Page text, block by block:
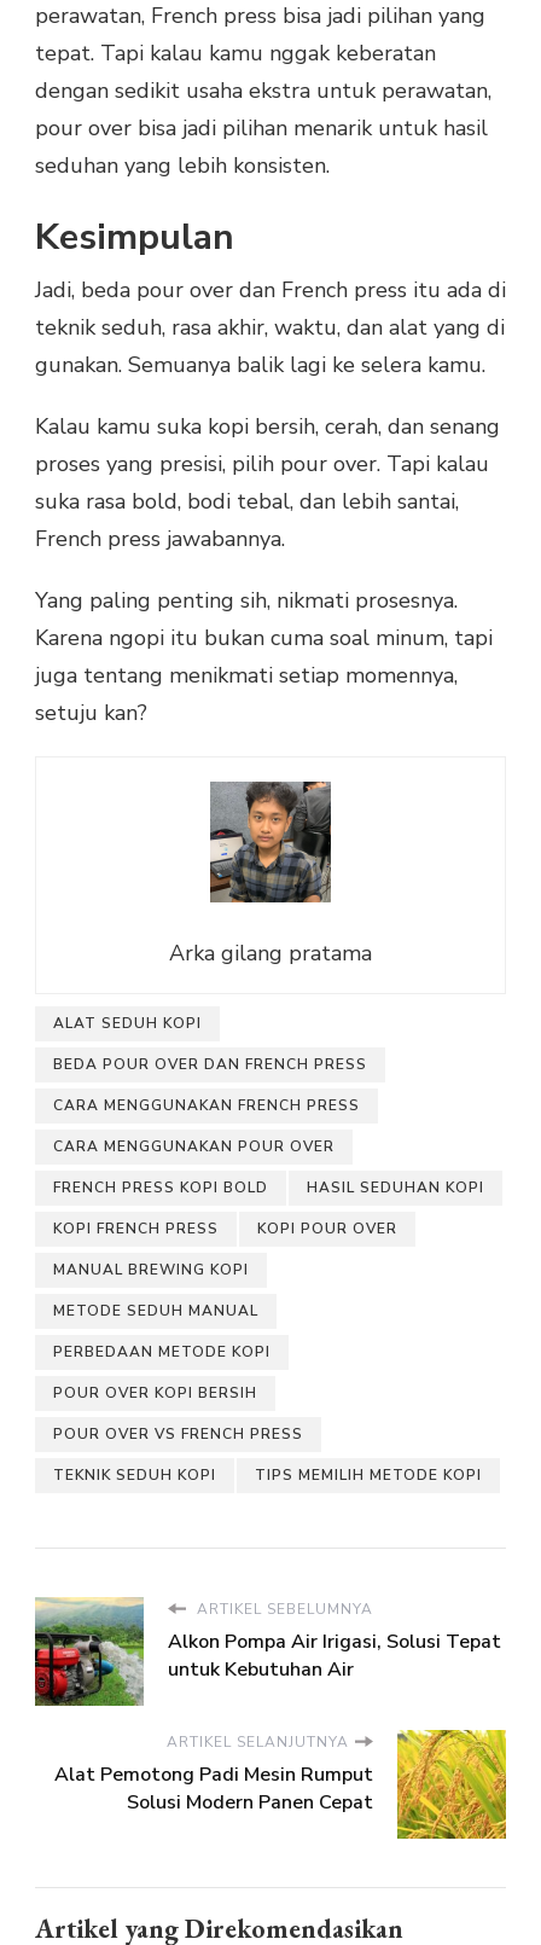
perawatan, French press bisa jadi pilihan yang
tepat. Tapi kalau kamu nggak keberatan
dengan sedikit usaha ekstra untuk perawatan,
pour over bisa jadi pilihan menarik untuk hasil
seduhan yang lebih konsisten.
Kesimpulan
Jadi, beda pour over dan French press itu ada di
teknik seduh, rasa akhir, waktu, dan alat yang di
gunakan. Semuanya balik lagi ke selera kamu.
Kalau kamu suka kopi bersih, cerah, dan senang
proses yang presisi, pilih pour over. Tapi kalau
suka rasa bold, bodi tebal, dan lebih santai,
French press jawabannya.
Yang paling penting sih, nikmati prosesnya.
Karena ngopi itu bukan cuma soal minum, tapi
juga tentang menikmati setiap momennya,
setuju kan?
Arka gilang pratama
ALAT SEDUH KOPI
BEDA POUR OVER DAN FRENCH PRESS
CARA MENGGUNAKAN FRENCH PRESS
CARA MENGGUNAKAN POUR OVER
FRENCH PRESS KOPI BOLD HASIL SEDUHAN KOPI
KOPI FRENCH PRESS KOPI POUR OVER
MANUAL BREWING KOPI
METODE SEDUH MANUAL
PERBEDAAN METODE KOPI
POUR OVER KOPI BERSIH
POUR OVER VS FRENCH PRESS
TEKNIK SEDUH KOPI TIPS MEMILIH METODE KOPI
ARTIKEL SEBELUMNYA
Alkon Pompa Air Irigasi, Solusi Tepat
untuk Kebutuhan Air
ARTIKEL SELANJUTNYA
Alat Pemotong Padi Mesin Rumput
Solusi Modern Panen Cepat
Artikel yang Direkomendasikan